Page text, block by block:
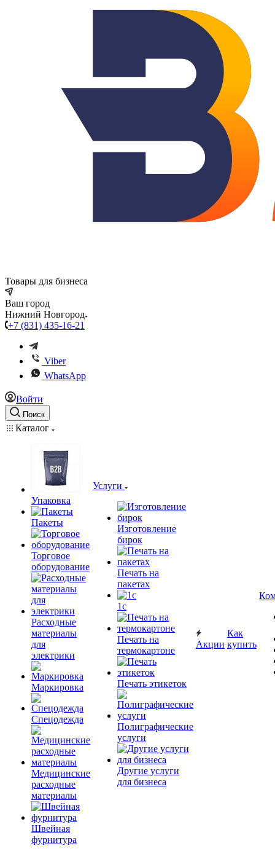
Товары для бизнеса
Ваш город
Нижний Новгород
+7 (831) 435-16-21
Viber
WhatsApp
Войти
Поиск
Каталог
Упаковка
Пакеты
Торговое
оборудование
Расходные
материалы
для
электрики
Маркировка
Спецодежда
Медицинские
расходные
материалы
Швейная
фурнитура
Услуги
Изготовление
бирок
Печать на
пакетах
1c
Печать на
термокартоне
Печать этикеток
Полиграфические
услуги
Другие услуги
для бизнеса
Акции
Как
купить